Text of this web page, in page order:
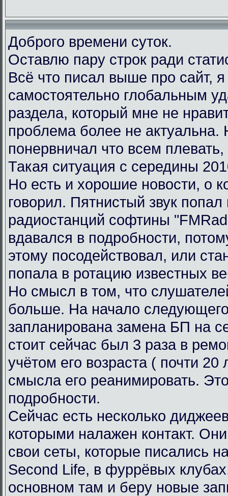
Доброго времени суток.
Оставлю пару строк ради
Всё что писал выше про сайт,
самостоятельно глобальным
раздела, который мне не
проблема более не актуальна.
понервничал что всем
Такая ситуация с середины
Но есть и хорошие новости, о
говорил. Пятнистый звук попал
радиостанций софтины
вдавался в подробности,
этому посодействовал, или
попала в ротацию известных
Но смысл в том, что
больше. На начало
запланирована замена БП на
стоит сейчас был 3 раза в
учётом его возраста ( почти 20
смысла его реанимировать.
подробности.
Сейчас есть несколько
которыми налажен контакт.
свои сеты, которые писались
Second Life, в фуррёвых
основном там и беру новые